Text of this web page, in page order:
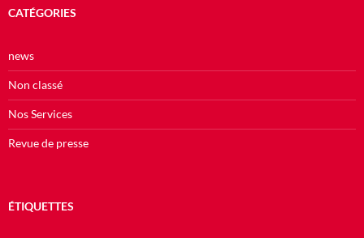
CATÉGORIES
news
Non classé
Nos Services
Revue de presse
ÉTIQUETTES